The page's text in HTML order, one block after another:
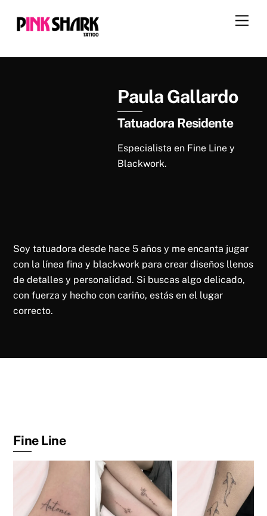
Paula Gallardo
Tatuadora Residente
Especialista en Fine Line y
Blackwork.
Soy tatuadora desde hace 5 años y me encanta jugar
con la línea fina y blackwork para crear diseños llenos
de detalles y personalidad. Si buscas algo delicado,
con fuerza y hecho con cariño, estás en el lugar
correcto.
Fine Line